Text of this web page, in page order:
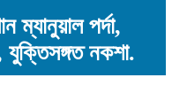
ম্যানুয়াল পর্দা,
নকশা.